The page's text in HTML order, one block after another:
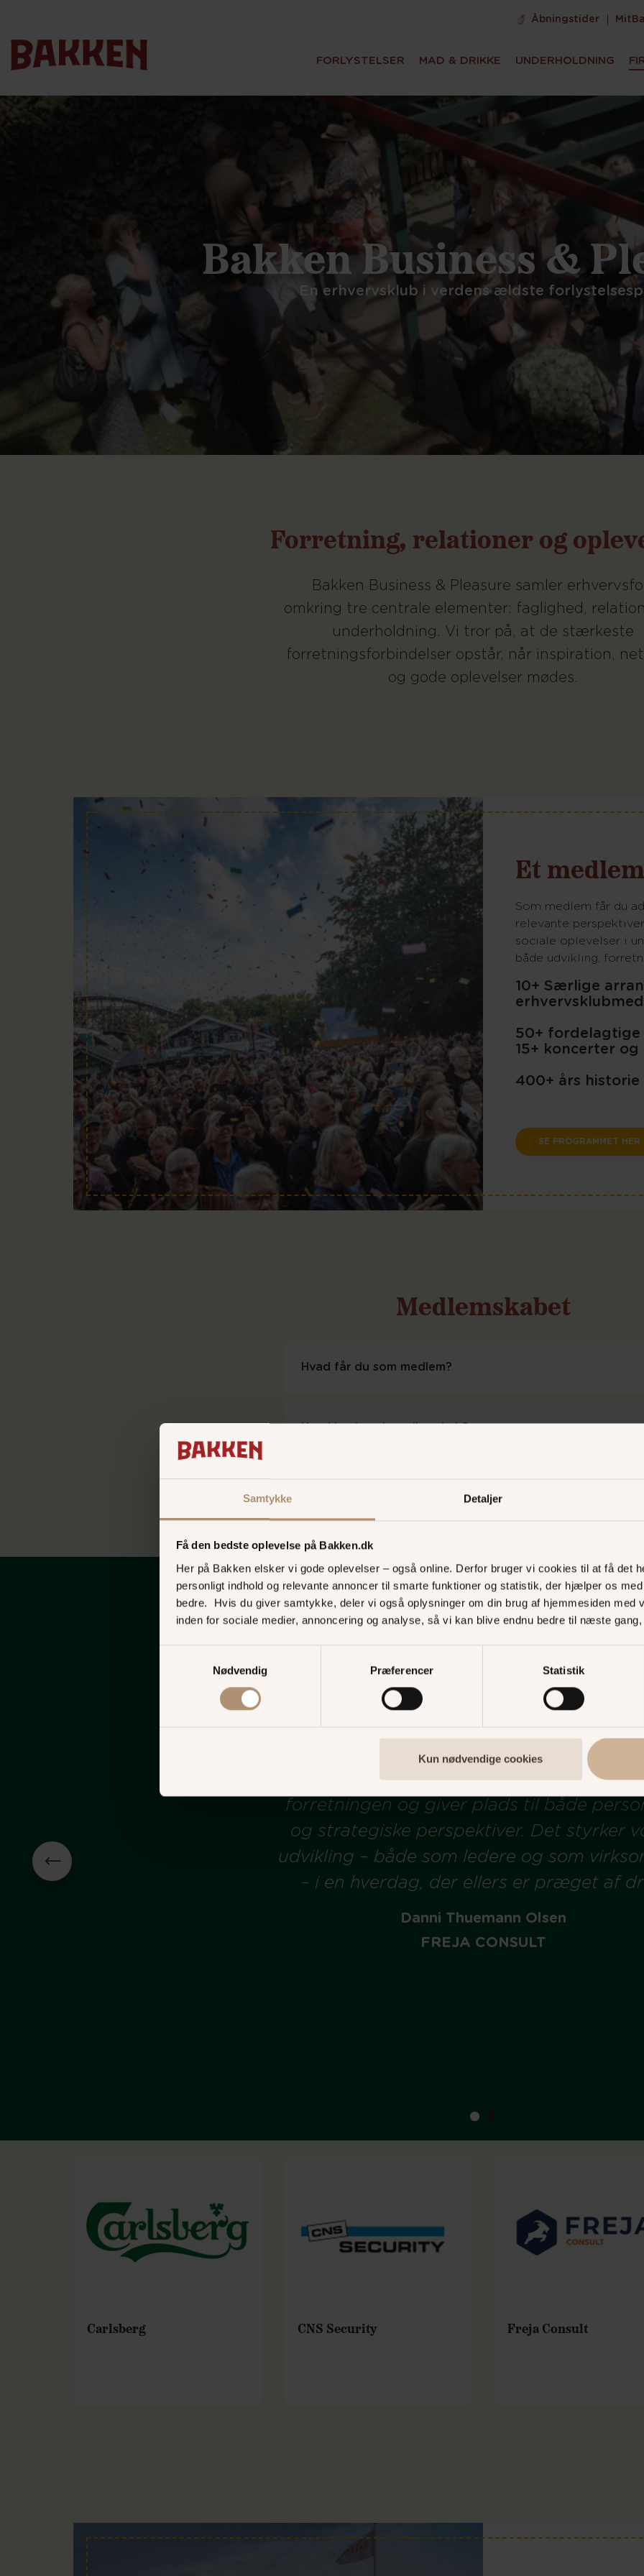
Samtykke Detaljer
Få den bedste oplevelse på Bakken.dk
Her på Bakken elsker vi gode oplevelser – også online. Derfor bruger vi cookies til at få det
personligt indhold og relevante annoncer til smarte funktioner og statistik, der hjælper os
bedre. Hvis du giver samtykke, deler vi også oplysninger om din brug af hjemmesiden med
inden for sociale medier, annoncering og analyse, så vi kan blive endnu bedre til næste
Nødvendig
Præferencer Statistik
Kun nødvendige cookies
Åbningstider
FORLYSTELSER MAD & DRIKKE UNDERHOLDNING
Bakken Business &
En erhvervsklub i verdens ældste
Forretning, relationer og
Bakken Business & Pleasure samler
omkring tre centrale elementer: faglighed,
underholdning. Vi tror på, at de stærkeste
forretningsforbindelser opstår, når inspiration,
og gode oplevelser mødes.
Et
Som medlem får du
relevante
sociale oplevelser i
både udvikling,
10+ Særlige
50+
15+ koncerter
400+ års
SE PROGRAMMET HER
Medlemskabet
Hvad får du som medlem?
Hvad koster et medlemskab?
drift.
Carlsberg CNS Security Freja Consult